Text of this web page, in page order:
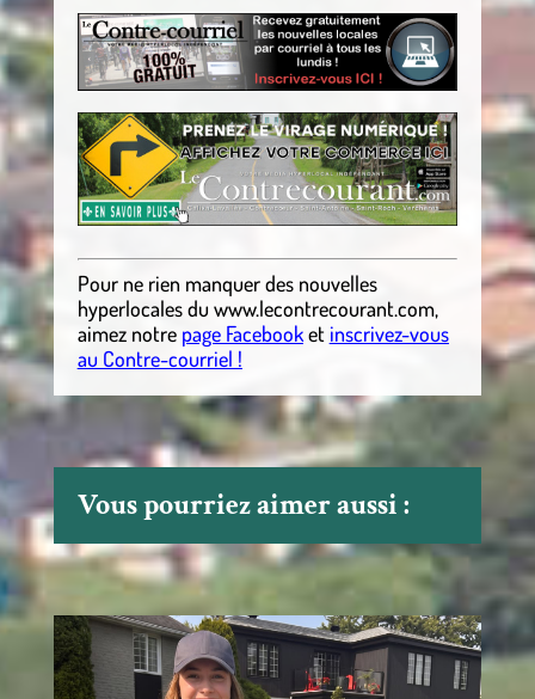
Pour ne rien manquer des nouvelles
hyperlocalesdu www.lecontrecourant.com,
aimez notre page Facebooket inscrivez-vous
au Contre-courriel !
Vous pourriez aimer aussi :